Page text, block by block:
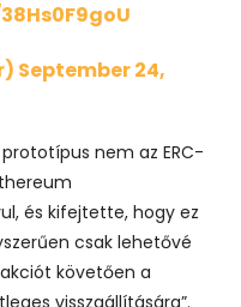
September 24,
nem az ERC-
és kifejtette, hogy ez
csak lehetővé
követően a
visszaállítására”.